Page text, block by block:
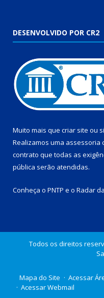
DESENVOLVIDO POR CR2
Muito mais que criar site ou
Realizamos uma assessoria
contrato que todas as
pública serão atendidas.
Conheça o PNTP e o Radar
Todos os direitos
Mapa do Site
Acessar
Acessar Webmail